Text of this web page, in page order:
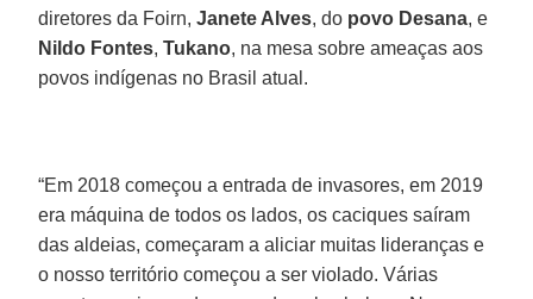
diretores da Foirn,Janete Alves, do povo Desana, e
Nildo Fontes,Tukano, na mesa sobre ameaças aos
povos indígenas no Brasil atual.
“Em 2018 começou a entrada de invasores, em 2019
era máquina de todos os lados, os caciques saíram
das aldeias, começaram a aliciar muitas lideranças e
o nosso território começou a ser violado. Várias